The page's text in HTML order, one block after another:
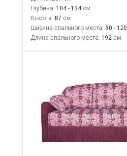
Глубина: 104 - 134
Высота: 87
Ширина спального места: 90 - 120
Длина спального места: 192